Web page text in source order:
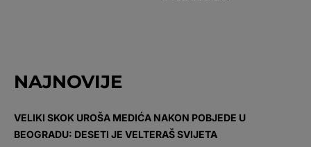
NAJNOVIJE
VELIKI SKOK UROŠA MEDIĆA NAKON POBJEDE U
BEOGRADU: DESETI JE VELTERAŠ SVIJETA